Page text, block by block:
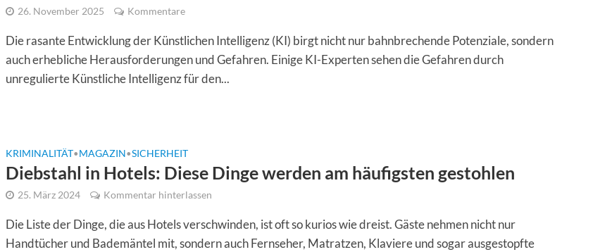
26. November 2025 Kommentare
Die rasante Entwicklung der Künstlichen Intelligenz (KI) birgt nicht nur bahnbrechende Potenziale, sondern
auch erhebliche Herausforderungen und Gefahren. Einige KI-Experten sehen die Gefahren durch
unregulierte Künstliche Intelligenz für den...
KRIMINALITÄT•MAGAZIN•SICHERHEIT
Diebstahl in Hotels: Diese Dinge werden am häufigsten gestohlen
25. März 2024 Kommentar hinterlassen
Die Liste der Dinge, die aus Hotels verschwinden, ist oft so kurios wie dreist. Gäste nehmen nicht nur
Handtücher und Bademäntel mit, sondern auch Fernseher, Matratzen, Klaviere und sogar ausgestopfte